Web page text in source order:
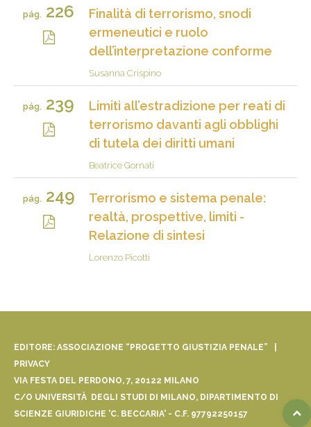
pág. 226
Finalità di terrorismo, snodi
ermeneutici e ruolo
dell’interpretazione conforme
Susanna Crispino
pág. 239
Limiti all’estradizione per reati di
terrorismo davanti agli obblighi
di tutela dei diritti umani
Beatrice Gornati
pág.249
Terrorismo e sistema penale:
realtà, prospettive, limiti -
Relazione di sintesi
Lorenzo Picotti
EDITORE: ASSOCIAZIONE “PROGETTO GIUSTIZIA PENALE” |
PRIVACY
VIA FESTA DEL PERDONO, 7, 20122 MILANO
C/O UNIVERSITÀ DEGLI STUDI DI MILANO, DIPARTIMENTO DI
SCIENZE GIURIDICHE 'C. BECCARIA' - C.F. 97792250157